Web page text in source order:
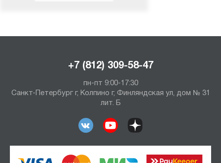
+7 (812) 309-58-47
пн-пт 9:00-17:30
Санкт-Петербург г, Колпино г, Финляндская ул, дом № 31
лит. Б